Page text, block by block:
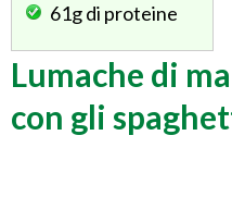
61gdi proteine
Lumache di
con gli